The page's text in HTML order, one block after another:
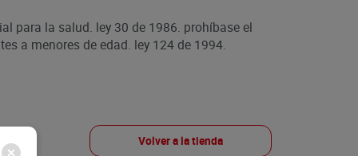
para la salud. ley 30 de 1986. prohíbase el
a menores de edad. ley 124 de 1994.
Volver a la tienda